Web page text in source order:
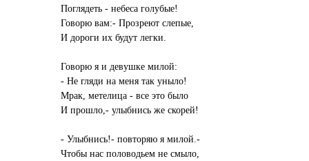
Поглядеть - небеса голубые!
Говорю вам:- Прозреют слепые,
И дороги их будут легки.
Говорю я и девушке милой:
- Не гляди на меня так уныло!
Мрак, метелица - все это было
И прошло,- улыбнись же скорей!
- Улыбнись!- повторяю я милой.-
Чтобы нас половодьем не смыло,